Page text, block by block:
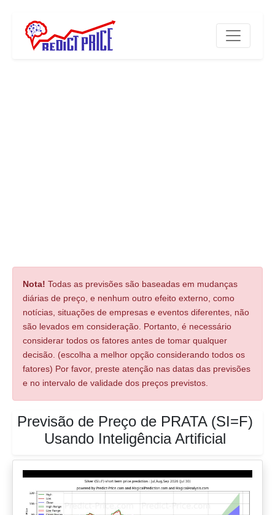
Nota! Todas as previsões são baseadas em mudanças
diárias de preço, e nenhum outro efeito externo, como
notícias, situações de empresas e eventos diferentes, não
são levados em consideração. Portanto, é necessário
considerar todos os fatores antes de tomar qualquer
decisão. (escolha a melhor opção considerando todos os
fatores) Por favor, preste atenção nas datas das previsões
e no intervalo de validade dos preços previstos.
Previsão de Preço de PRATA (SI=F)
Usando Inteligência Artificial